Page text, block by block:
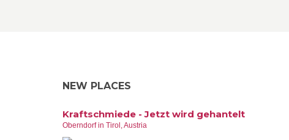
NEW PLACES
Kraftschmiede - Jetzt wird gehantelt
Oberndorf in Tirol, Austria